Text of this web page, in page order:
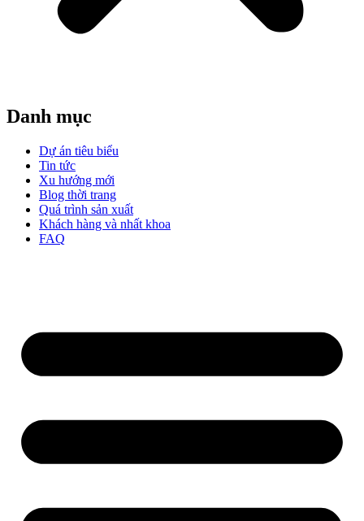
Danh mục
Dự án tiêu biểu
Tin tức
Xu hướng mới
Blog thời trang
Quá trình sản xuất
Khách hàng và nhất khoa
FAQ